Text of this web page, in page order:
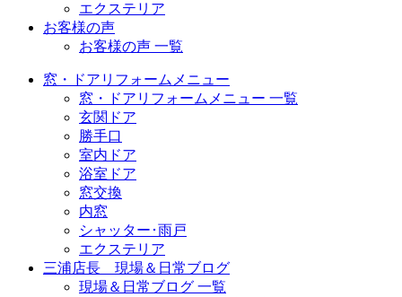
エクステリア
お客様の声
お客様の声 一覧
窓・ドアリフォームメニュー
窓・ドアリフォームメニュー 一覧
玄関ドア
勝手口
室内ドア
浴室ドア
窓交換
内窓
シャッター･雨戸
エクステリア
三浦店長 現場＆日常ブログ
現場＆日常ブログ 一覧